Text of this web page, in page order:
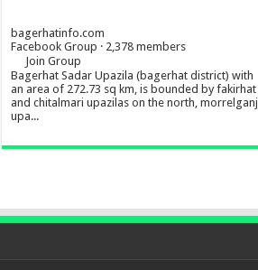
bagerhatinfo.com
Facebook Group · 2,378 members
Join Group
Bagerhat Sadar Upazila (bagerhat district) with
an area of 272.73 sq km, is bounded by fakirhat
and chitalmari upazilas on the north, morrelganj
upa...